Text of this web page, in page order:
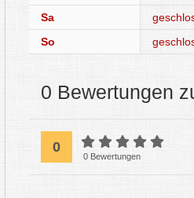
Sa
So
0 Bewertungen
0
0 Bewertungen